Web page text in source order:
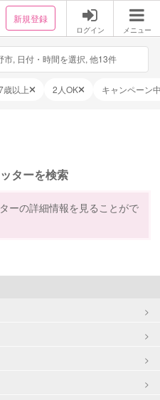
新規登録
ログイン メニュー
市, 日付・時間を選択, 他13件
歳以上 2人OK キャンペーン
ターを検索
ーの詳細情報を見ることがで